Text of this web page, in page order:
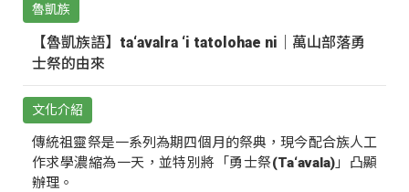
魯凱族
【魯凱族語】ta‘avalra ‘i tatolohae ni｜萬山部落勇
士祭的由來
文化介紹
傳統祖靈祭是一系列為期四個月的祭典，現今配合族人工
作求學濃縮為一天，並特別將「勇士祭(Ta‘avala)」凸顯
辦理。